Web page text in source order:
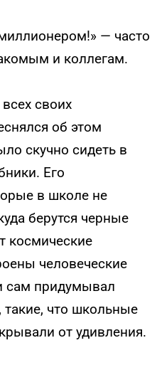
— часто
и коллегам.
своих
об этом
скучно сидеть в
Его
в школе не
берутся черные
космические
человеческие
сам придумывал
такие, что школьные
от удивления.